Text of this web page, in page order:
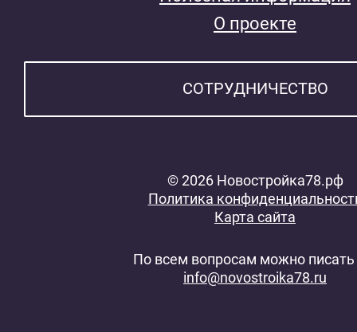
О проекте
СОТРУДНИЧЕСТВО
© 2026 Новостройка78.рф
Политика
Карта сайта
По всем вопросам можно писать
info@novostroika78.ru